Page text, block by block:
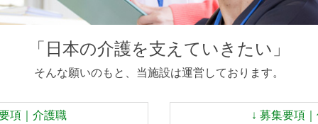
「日本の介護を支えていきたい」
そんな願いのもと、当施設は運営しております。
項｜介護職 ↓ 募集要項